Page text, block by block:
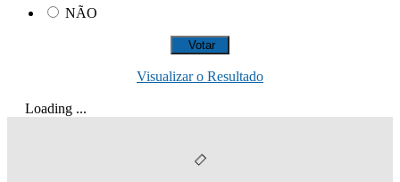
NÃO
Visualizar o Resultado
Loading ...